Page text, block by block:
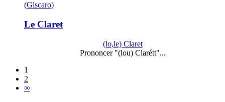
(Giscaro)
Le Claret
(lo,le) Claret
Prononcer "(lou) Clarétt"...
1
2
∞